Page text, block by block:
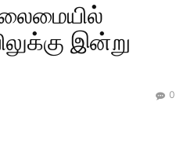
இன்று
0